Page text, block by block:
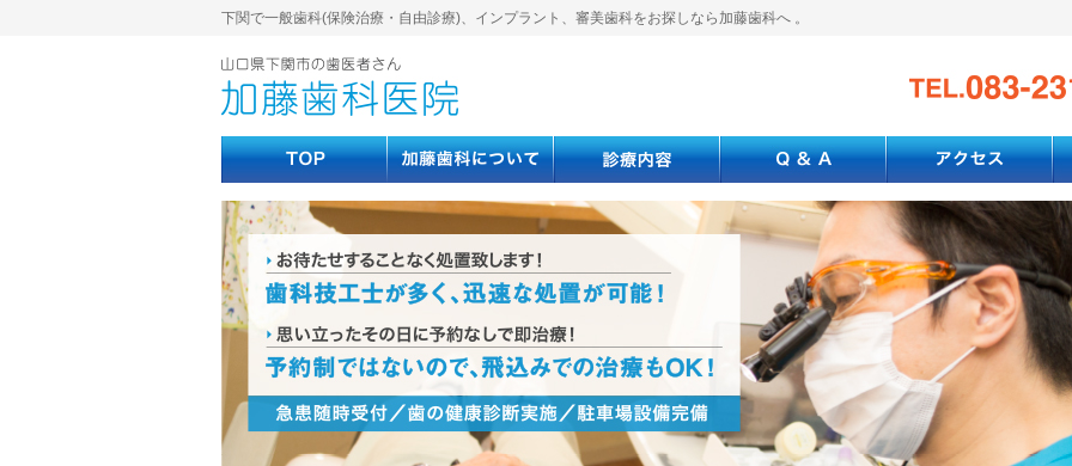
下関で一般歯科(保険治療・自由診療)、インプラント、審美歯科をお探しなら加藤歯科へ 。